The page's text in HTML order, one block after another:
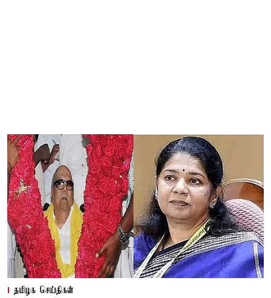
தமிழக செய்திகள்